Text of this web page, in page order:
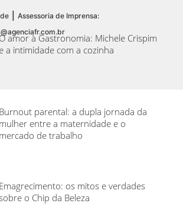
amor à Gastronomia: Michele Crispim
e a intimidade com a cozinha
Burnout parental: a dupla jornada da
mulher entre a maternidade e o
mercado de trabalho
Emagrecimento: os mitos e verdades
sobre o Chip da Beleza
| Assessoria de Imprensa: